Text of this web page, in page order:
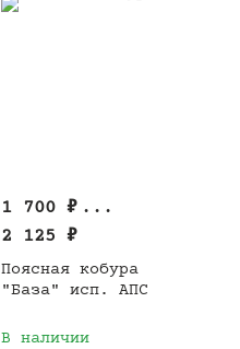
1 700 ₽ ...
2 125 ₽
Поясная кобура
"База" исп. АПС
В наличии